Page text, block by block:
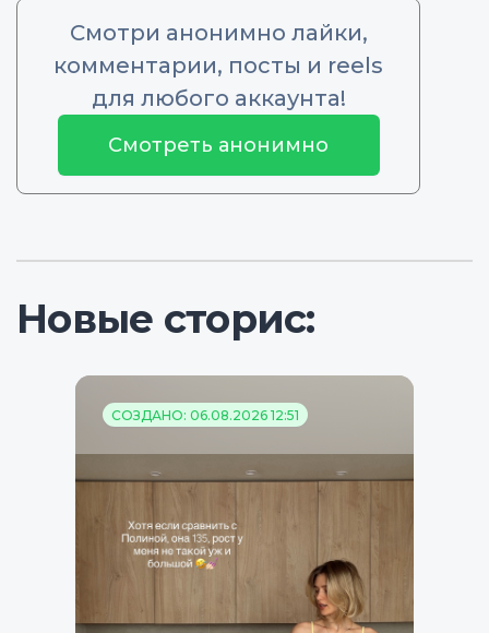
Смотри анонимно лайки,
комментарии, посты и reels
для любого аккаунта!
Смотреть анонимно
Новые сторис:
СОЗДАНО: 06.08.2026 12:51